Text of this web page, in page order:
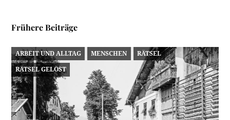
Frühere Beiträge
ARBEIT UND ALLTAG MENSCHEN RÄTSEL
RÄTSEL GELÖST